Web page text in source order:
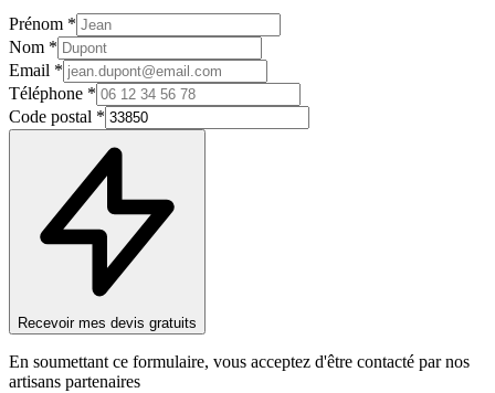
Prénom *
Nom *
Email *
Téléphone *
Code postal *
Recevoir mes devis gratuits
En soumettant ce formulaire, vous acceptez d'être contacté par nos
artisans partenaires